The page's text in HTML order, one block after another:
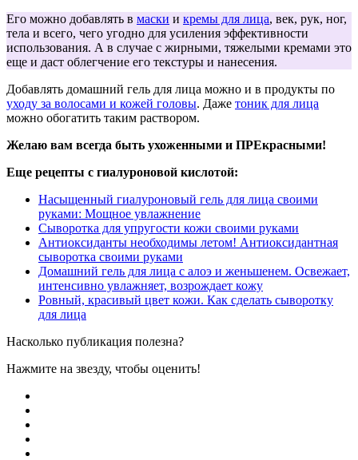
Его можно добавлять в маски и кремы для лица, век, рук, ног,
тела и всего, чего угодно для усиления эффективности
использования. А в случае с жирными, тяжелыми кремами это
еще и даст облегчение его текстуры и нанесения.
Добавлять домашний гель для лица можно и в продукты по
уходу за волосами и кожей головы. Даже тоник для лица
можно обогатить таким раствором.
Желаю вам всегда быть ухоженными и ПРЕкрасными!
Еще рецепты с гиалуроновой кислотой:
Насыщенный гиалуроновый гель для лица своими
руками: Мощное увлажнение
Сыворотка для упругости кожи своими руками
Антиоксиданты необходимы летом! Антиоксидантная
сыворотка своими руками
Домашний гель для лица с алоэ и женьшенем. Освежает,
интенсивно увлажняет, возрождает кожу
Ровный, красивый цвет кожи. Как сделать сыворотку
для лица
Насколько публикация полезна?
Нажмите на звезду, чтобы оценить!